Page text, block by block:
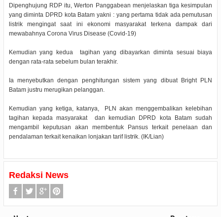
Dipenghujung RDP itu, Werton Panggabean menjelaskan tiga kesimpulan
yang diminta DPRD kota Batam yakni : yang pertama tidak ada pemutusan
listrik mengingat saat ini ekonomi masyarakat terkena dampak dari
mewabahnya Corona Virus Disease (Covid-19)
Kemudian yang kedua tagihan yang dibayarkan diminta sesuai biaya
dengan rata-rata sebelum bulan terakhir.
Ia menyebutkan dengan penghitungan sistem yang dibuat Bright PLN
Batam justru merugikan pelanggan.
Kemudian yang ketiga, katanya, PLN akan menggembalikan kelebihan
tagihan kepada masyarakat dan kemudian DPRD kota Batam sudah
mengambil keputusan akan membentuk Pansus terkait penelaan dan
pendalaman terkait kenaikan lonjakan tarif listrik. (IK/Lian)
Redaksi News